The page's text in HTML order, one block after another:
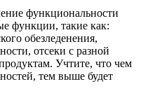
функциональности
функции, такие как:
обезледенения,
отсеки с разной
Учтите, что чем
тем выше будет